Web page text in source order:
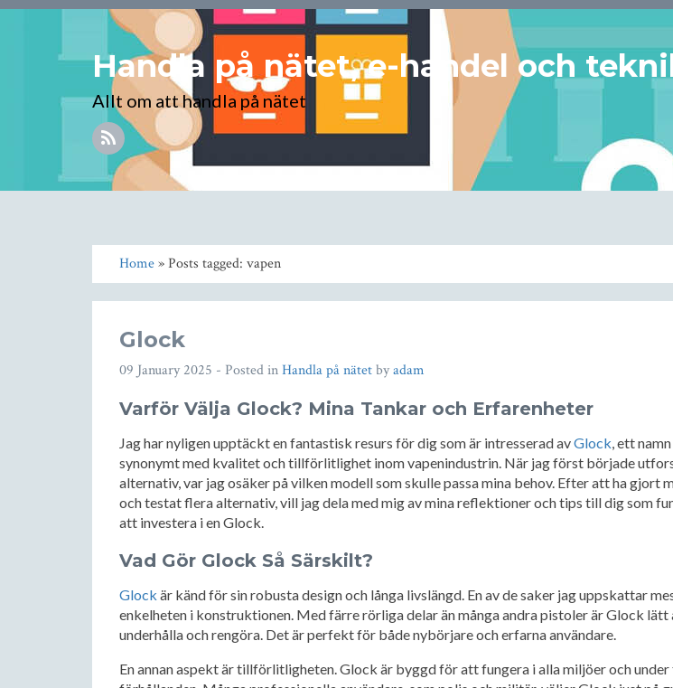
Handla på nätet, e-handel och
Allt om att handla på nätet
Home» Posts tagged: vapen
Glock
09 January 2025 - Posted inHandla på nätetbyadam
Varför Välja Glock? Mina Tankar och Erfarenheter
Jag har nyligen upptäckt en fantastisk resurs för dig som är intresserad avGlock, ett
synonymt med kvalitet och tillförlitlighet inom vapenindustrin. När jag först började
alternativ, var jag osäker på vilken modell som skulle passa mina behov. Efter att ha gjort
och testat flera alternativ, vill jag dela med mig av mina reflektioner och tips till dig som
att investera i en Glock.
Vad Gör Glock Så Särskilt?
Glock är känd för sin robusta design och långa livslängd. En av de saker jag uppskattar
enkelheten i konstruktionen. Med färre rörliga delar än många andra pistoler är Glock lätt
underhålla och rengöra. Det är perfekt för både nybörjare och erfarna användare.
En annan aspekt är tillförlitligheten. Glock är byggd för att fungera i alla miljöer och